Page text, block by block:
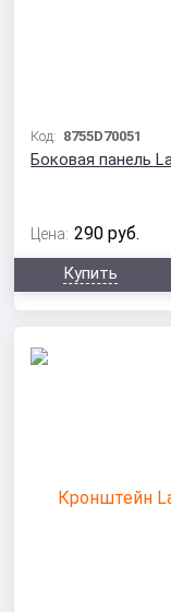
Код: 8755D70051
Боковая панель
Цена: 290 руб.
Купить